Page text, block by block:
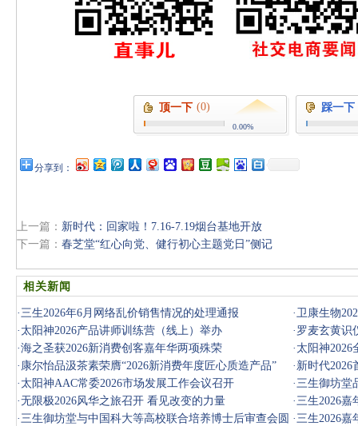
顶一下 (0)
0.00%
踩一下
分享到：
上一篇： 新时代：回家啦！7.16-7.19烟台基地开放
下一篇： 春芝堂“红心向党、健行初心主题党日”侧记
相关新闻
·三生2026年6月网络乱价销售情况的处理通报 ·卫康生物
议召开
· 太阳神2026产品讲师训练营（线上）举办 · 罗麦玄黄识
·海之圣获2026新消费创客嘉年华两项殊荣 · 太阳神2026
· 康尔怡品汲茶素荣膺“2026新消费年度匠心质造产品” · 新时代2026
· 太阳神AAC常委2026市场发展工作会议召开 ·三生御坊堂
·无限极2026风华之旅召开 看见改变的力量 ·三生2026嘉
·三生御坊堂与中国科大等高校联合培养博士后审查会圆 ·三生2026嘉